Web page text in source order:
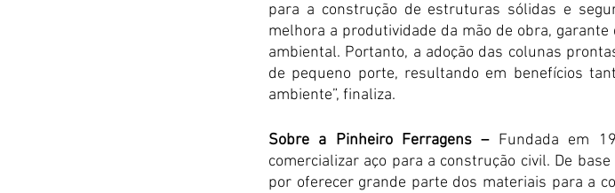
para a construção de estruturas sólidas e
melhora a produtividade da mão de obra,
ambiental. Portanto, a adoção das colunas
de pequeno porte, resultando em benefícios
ambiente”, finaliza.
Sobre a Pinheiro Ferragens – Fundada em
comercializar aço para a construção civil. De
por oferecer grande parte dos materiais para a